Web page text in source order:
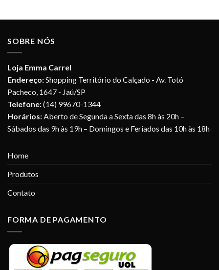
SOBRE NÓS
Loja Emma Carrel
Endereço:Shopping Território do Calçado - Av. Totó
Pacheco, 1647 - Jaú/SP
Telefone:(14) 99670-1344
Horários:Aberto de Segunda a Sexta das 8h às 20h –
Sábados das 9h às 19h – Domingos e Feriados das 10h às 18h
Home
Produtos
Contato
FORMA DE PAGAMENTO